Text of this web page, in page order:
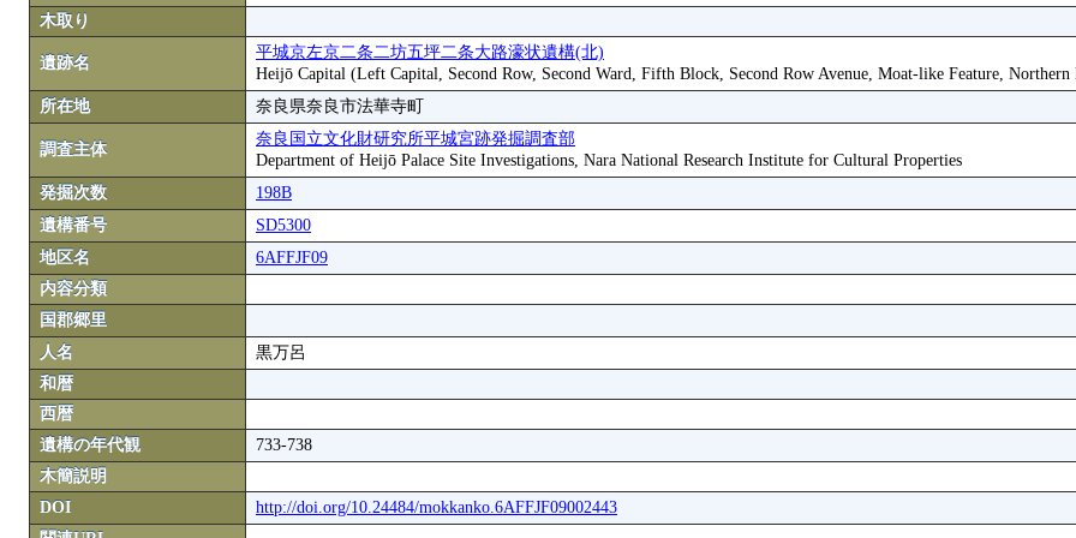
木取り
遺跡名
平城京左京二条二坊五坪二条大路濠状遺構(北)
Heijō Capital (Left Capital, Second Row, Second Ward, Fifth Block, Second Row Avenue, Moat-like Feature, Northern
所在地
奈良県奈良市法華寺町
調査主体
奈良国立文化財研究所平城宮跡発掘調査部
Department of Heijō Palace Site Investigations, Nara National Research Institute for Cultural Properties
発掘次数
198B
遺構番号
SD5300
地区名
6AFFJF09
内容分類
国郡郷里
人名
黒万呂
和暦
西暦
遺構の年代観
733-738
木簡説明
DOI
http://doi.org/10.24484/mokkanko.6AFFJF09002443